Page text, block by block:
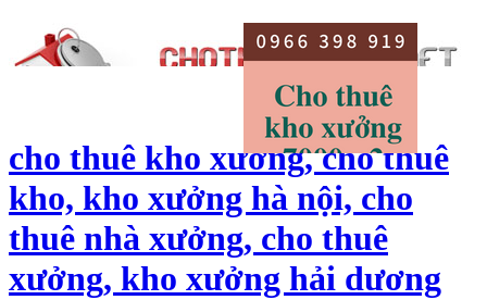
cho thuê kho xưởng, cho thuê
kho, kho xưởng hà nội, cho
thuê nhà xưởng, cho thuê
xưởng, kho xưởng hải dương